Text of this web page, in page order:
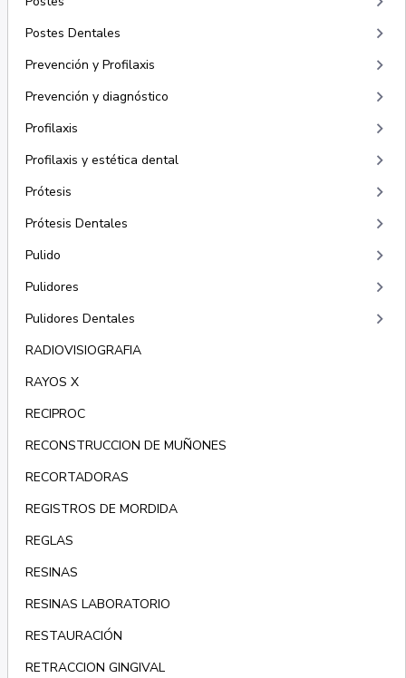
Postes Dentales keyboard_arrow_right
Prevención y Profilaxis keyboard_arrow_right
Prevención y diagnóstico keyboard_arrow_right
Profilaxis keyboard_arrow_right
Profilaxis y estética dental keyboard_arrow_right
Prótesis keyboard_arrow_right
Prótesis Dentales keyboard_arrow_right
Pulido keyboard_arrow_right
Pulidores keyboard_arrow_right
Pulidores Dentales keyboard_arrow_right
RADIOVISIOGRAFIA
RAYOS X
RECIPROC
RECONSTRUCCION DE MUÑONES
RECORTADORAS
REGISTROS DE MORDIDA
REGLAS
RESINAS
RESINAS LABORATORIO
RESTAURACIÓN
RETRACCION GINGIVAL